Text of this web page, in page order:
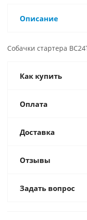
Описание
Собачки стартера
Как купить
Оплата
Доставка
Отзывы
Задать вопрос